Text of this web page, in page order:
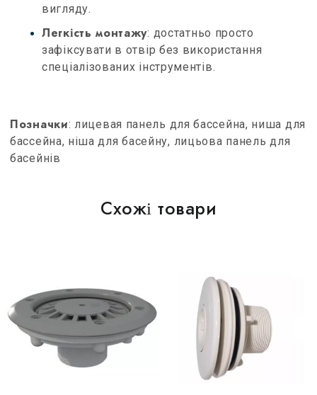
вигляду.
Легкість монтажу: достатньо просто
зафіксувати в отвір без використання
спеціалізованих інструментів.
Позначки: лицевая панель для бассейна, ниша для
бассейна, ніша для басейну, лицьова панель для
басейнів
Схожі товари